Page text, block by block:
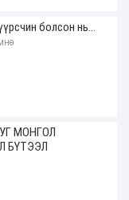
болсон нь...
МОНГОЛ
БҮТЭЭЛ